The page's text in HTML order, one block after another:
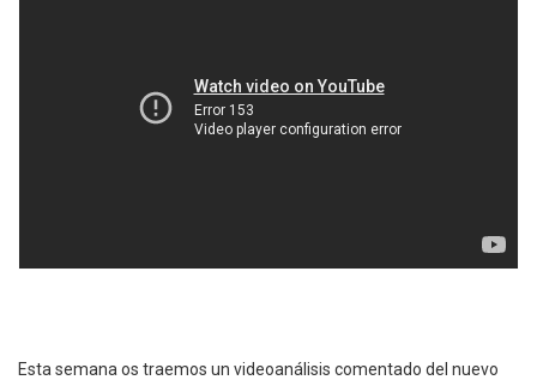
Esta semana os traemos un videoanálisis comentado del nuevo